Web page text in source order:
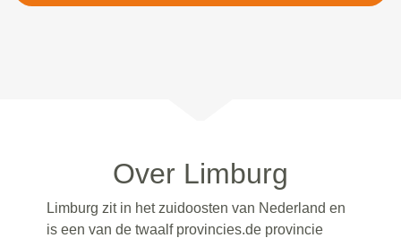
Over Limburg
Limburg zit in het zuidoosten van Nederland en
is een van de twaalf provincies.de provincie